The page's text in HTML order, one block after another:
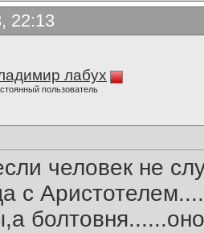
22:13
лабух
пользователь
человек не
с